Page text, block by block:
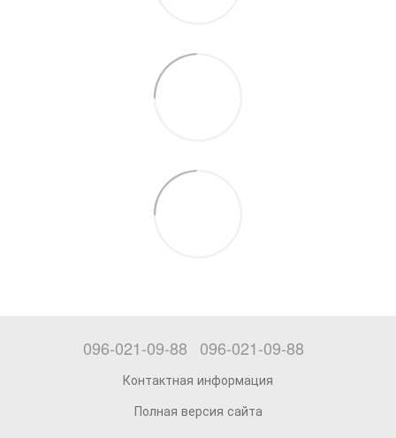
096-021-09-88 096-021-09-88
Контактная информация
Полная версия сайта